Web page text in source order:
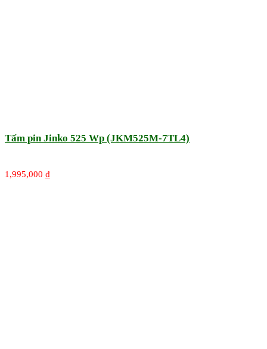
Tấm pin Jinko 525 Wp (JKM525M-7TL4)
1,995,000 ₫